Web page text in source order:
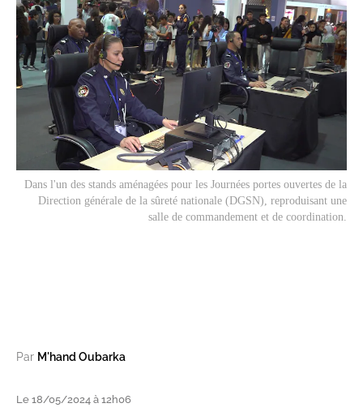
Dans l'un des stands aménagées pour les Journées portes ouvertes de la
Direction générale de la sûreté nationale (DGSN), reproduisant une
salle de commandement et de coordination.
Par M'hand Oubarka
Le 18/05/2024 à 12h06